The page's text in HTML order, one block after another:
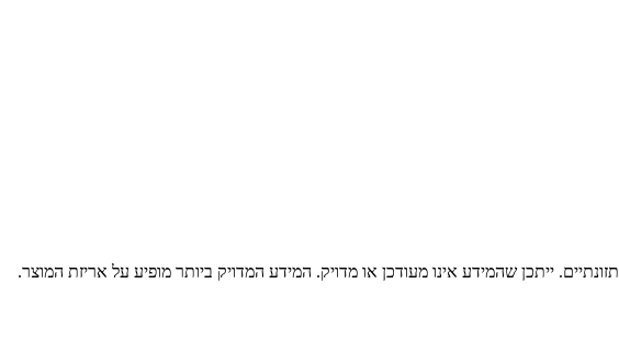
ייתכן שהמידע אינו מעודכן או מדויק. המידע המדויק ביותר מופיע על אריזת המוצר.